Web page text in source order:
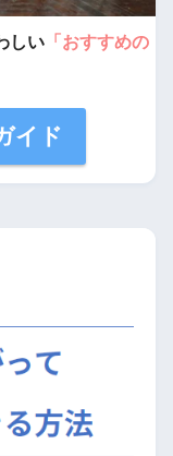
しい 「おすすめの
イド